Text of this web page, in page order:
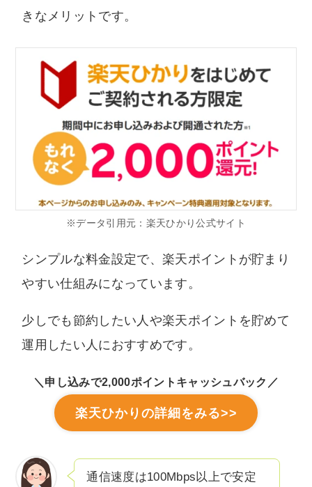
きなメリットです。
※データ引用元：楽天ひかり公式サイト
シンプルな料金設定で、楽天ポイントが貯まり
やすい仕組みになっています。
少しでも節約したい人や楽天ポイントを貯めて
運用したい人におすすめです。
＼申し込みで2,000ポイントキャッシュバック／
楽天ひかりの詳細をみる>>
通信速度は100Mbps以上で安定